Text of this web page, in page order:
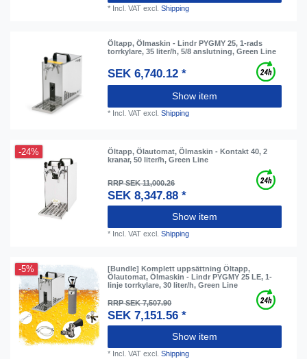
* Incl. VAT excl.Shipping
Öltapp, Ölmaskin - Lindr PYGMY 25, 1-rads
torrkylare, 35 liter/h, 5/8 anslutning, Green Line
SEK 6,740.12 *
Show item
* Incl. VAT excl.Shipping
-24%
Öltapp, Ölautomat, Ölmaskin - Kontakt 40, 2
kranar, 50 liter/h, Green Line
RRP SEK 11,000.26
SEK 8,347.88 *
Show item
* Incl. VAT excl.Shipping
-5%
[Bundle] Komplett uppsättning Öltapp,
Ölautomat, Ölmaskin - Lindr PYGMY 25 LE, 1-
linje torrkylare, 30 liter/h, Green Line
RRP SEK 7,507.90
SEK 7,151.56 *
Show item
* Incl. VAT excl.Shipping